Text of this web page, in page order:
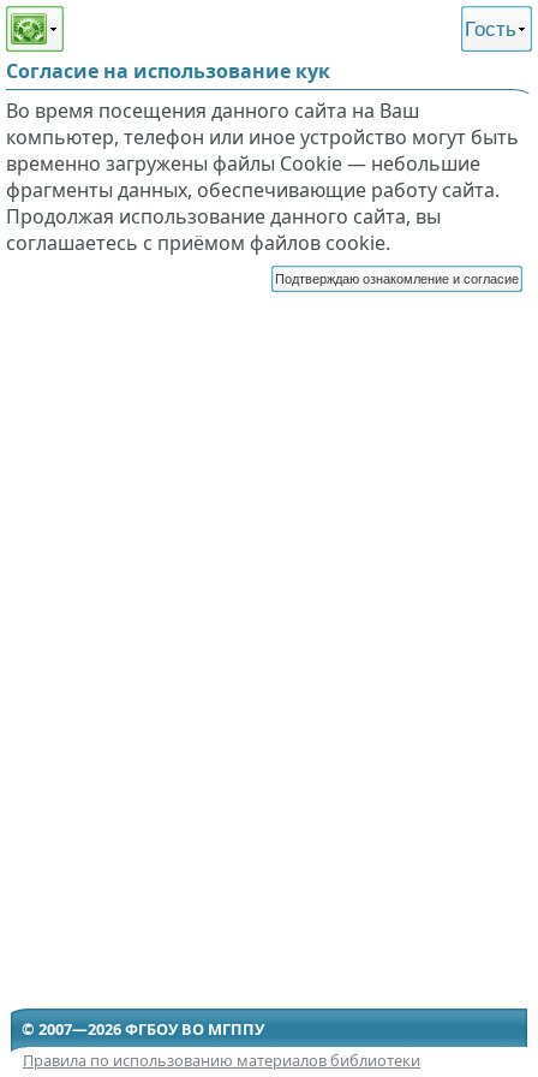
Этот сайт поддерживает
слабовидящих
Гость
Согласие на использование кук
Во время посещения данного сайта на Ваш
компьютер, телефон или иное устройство могут быть
временно загружены файлы Cookie — небольшие
фрагменты данных, обеспечивающие работу сайта.
Продолжая использование данного сайта, вы
соглашаетесь с приёмом файлов cookie.
Подтверждаю ознакомление и согласие
© 2007—2026 ФГБОУ ВО МГППУ
Правила по использованию материалов библиотеки